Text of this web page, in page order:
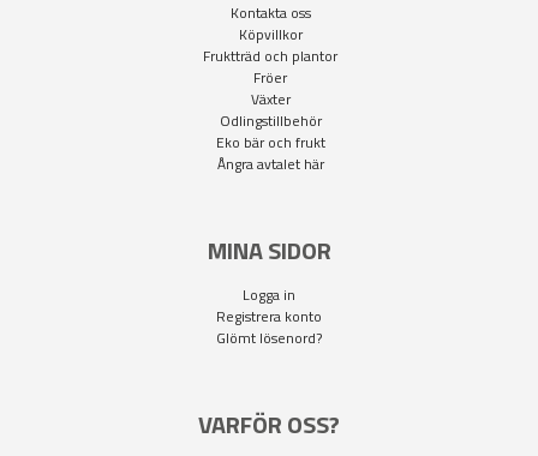
Kontakta oss
Köpvillkor
Fruktträd och plantor
Fröer
Växter
Odlingstillbehör
Eko bär och frukt
Ångra avtalet här
MINA SIDOR
Logga in
Registrera konto
Glömt lösenord?
VARFÖR OSS?